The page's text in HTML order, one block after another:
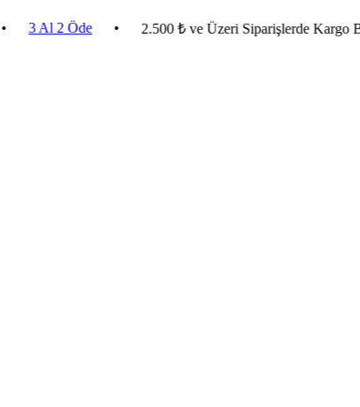
3 Al 2 Öde • 2.500 ₺ ve Üzeri Siparişlerde Kargo